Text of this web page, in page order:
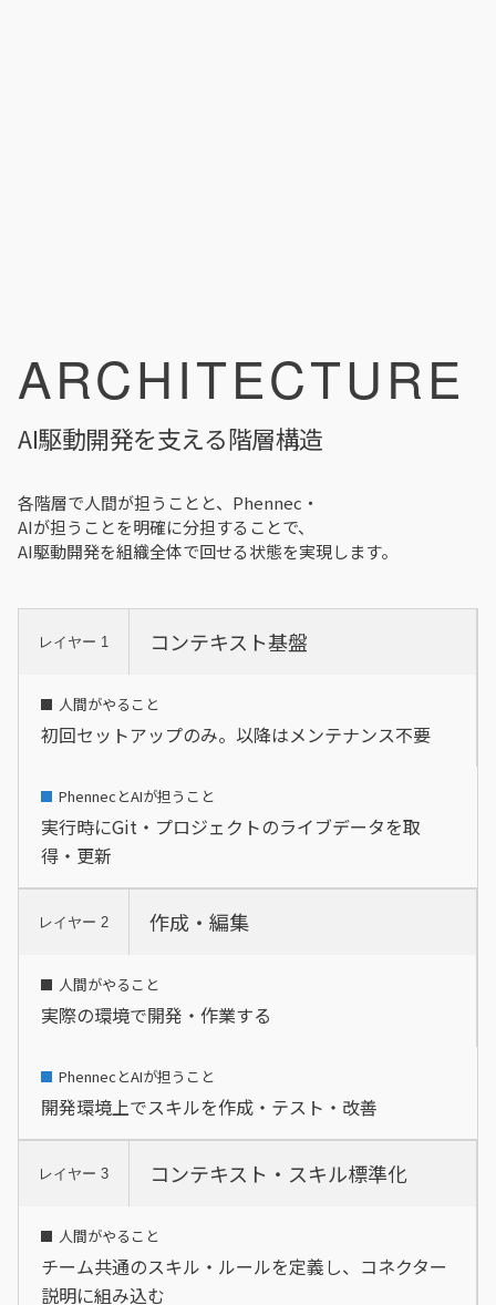
ARCHITECTURE
AI駆動開発を支える階層構造
各階層で人間が担うことと、Phennec・
AIが担うことを明確に分担することで、
AI駆動開発を組織全体で回せる状態を実現します。
レイヤー 1 コンテキスト基盤
初回セットアップのみ。以降はメンテナンス不要
実行時にGit・プロジェクトのライブデータを取
得・更新
レイヤー 2 作成・編集
実際の環境で開発・作業する
開発環境上でスキルを作成・テスト・改善
レイヤー 3 コンテキスト・スキル標準化
チーム共通のスキル・ルールを定義し、コネクター
説明に組み込む